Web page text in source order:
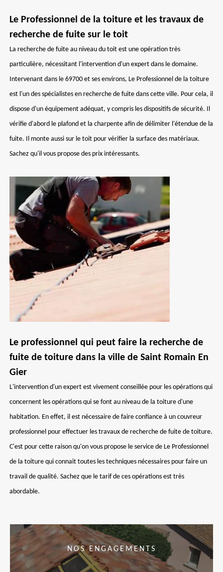
Le Professionnel de la toiture et les travaux de
recherche de fuite sur le toit
La recherche de fuite au niveau du toit est une opération très
particulière, nécessitant l'intervention d'un expert dans le domaine.
Intervenant dans le 69700 et ses environs, Le Professionnel de la toiture
est l'un des spécialistes en recherche de fuite dans cette ville. Pour cela, il
dispose d'un équipement adéquat, y compris les dispositifs de sécurité. Il
vérifie d'abord le plafond et la charpente afin de délimiter l'étendue de la
fuite. Il monte aussi sur le toit pour vérifier la surface des matériaux.
Sachez qu'il vous propose des prix intéressants.
Le professionnel qui peut faire la recherche de
fuite de toiture dans la ville de Saint Romain En
Gier
L'intervention d'un expert est vivement conseillée pour les opérations qui
concernent les opérations qui se font au niveau de la toiture d'une
habitation. En effet, il est nécessaire de faire confiance à un couvreur
professionnel pour effectuer les travaux de recherche de fuite de toiture.
C'est pour cette raison qu'on vous propose le service de Le Professionnel
de la toiture qui connait toutes les techniques nécessaires pour faire un
travail de qualité. Sachez que le tarif de ces opérations est très
abordable.
NOS ENGAGEMENTS